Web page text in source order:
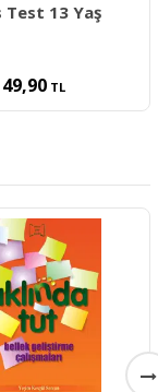
Test 13 Yaş
49,90TL